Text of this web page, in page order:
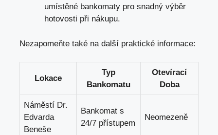
umístěné bankomaty pro snadný výběr
hotovosti při nákupu.
Nezapomeňte také na další praktické informace:
Lokace
Typ
Bankomatu
Otevírací
Doba
Náměstí Dr.
Edvarda
Beneše
Bankomat s
24/7 přístupem
Neomezeně